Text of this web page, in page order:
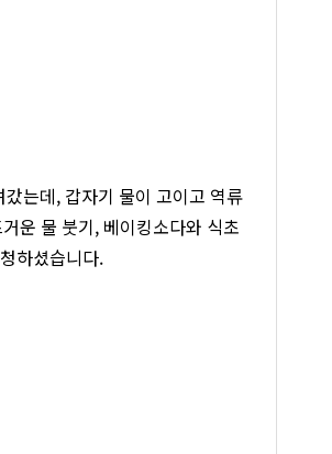
는데, 갑자기 물이 고이고 역류
운 물 붓기, 베이킹소다와 식초
하셨습니다.